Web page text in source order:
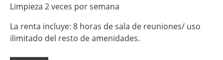
Limpieza 2 veces por semana
La renta incluye: 8 horas de sala de reuniones/ uso
ilimitado del resto de amenidades.